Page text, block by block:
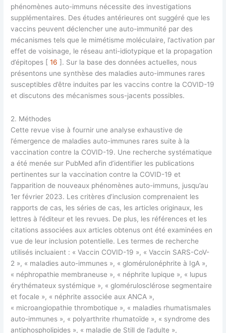
phénomènes auto-immuns nécessite des investigations
supplémentaires. Des études antérieures ont suggéré que les
vaccins peuvent déclencher une auto-immunité par des
mécanismes tels que le mimétisme moléculaire, l’activation par
effet de voisinage, le réseau anti-idiotypique et la propagation
d’épitopes [16 ]. Sur la base des données actuelles, nous
présentons une synthèse des maladies auto-immunes rares
susceptibles d’être induites par les vaccins contre la COVID-19
et discutons des mécanismes sous-jacents possibles.
2. Méthodes
Cette revue vise à fournir une analyse exhaustive de
l’émergence de maladies auto-immunes rares suite à la
vaccination contre la COVID-19. Une recherche systématique
a été menée sur PubMed afin d’identifier les publications
pertinentes sur la vaccination contre la COVID-19 et
l’apparition de nouveaux phénomènes auto-immuns, jusqu’au
1er février 2023. Les critères d’inclusion comprenaient les
rapports de cas, les séries de cas, les articles originaux, les
lettres à l’éditeur et les revues. De plus, les références et les
citations associées aux articles obtenus ont été examinées en
vue de leur inclusion potentielle. Les termes de recherche
utilisés incluaient : « Vaccin COVID-19 », « Vaccin SARS-CoV-
2 », « maladies auto-immunes », « glomérulonéphrite à IgA »,
« néphropathie membraneuse », « néphrite lupique », « lupus
érythémateux systémique », « glomérulosclérose segmentaire
et focale », « néphrite associée aux ANCA »,
« microangiopathie thrombotique », « maladies rhumatismales
auto-immunes », « polyarthrite rhumatoïde », « syndrome des
antiphospholipides », « maladie de Still de l’adulte »,